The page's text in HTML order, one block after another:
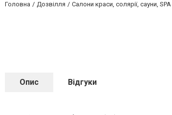
Головна Дозвілля Салони краси, солярії, сауни, SPA
Опис Відгуки